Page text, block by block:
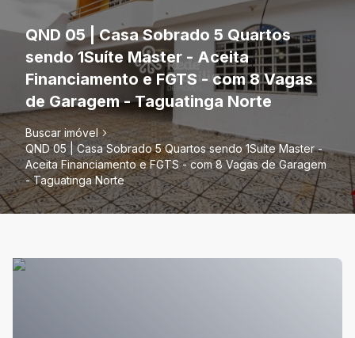
QND 05 | Casa Sobrado 5 Quartos
sendo 1Suíte Master - Aceita
Financiamento e FGTS - com 8 Vagas
de Garagem - Taguatinga Norte
Buscar imóvel
QND 05 | Casa Sobrado 5 Quartos sendo 1Suíte Master -
Aceita Financiamento e FGTS - com 8 Vagas de Garagem
- Taguatinga Norte